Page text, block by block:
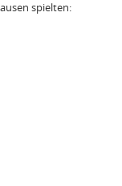
spielten: